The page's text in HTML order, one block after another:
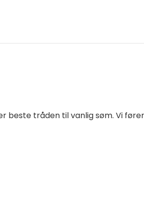
tråden til vanlig søm. Vi